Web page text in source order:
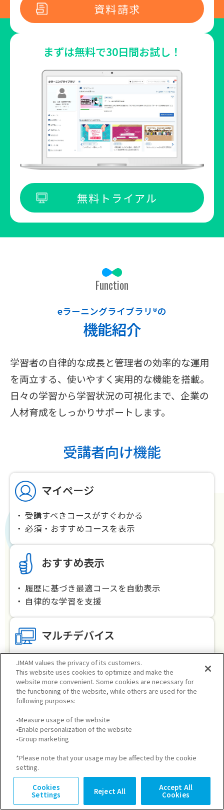
資料請求
まずは無料で30日間お試し！
無料トライアル
Function
eラーニングライブラリ®の
機能紹介
学習者の自律的な成長と管理者の効率的な運用
を両立する、使いやすく実用的な機能を搭載。
日々の学習から学習状況の可視化まで、企業の
人材育成をしっかりサポートします。
受講者向け機能
マイページ
受講すべきコースがすぐわかる
必須・おすすめコースを表示
おすすめ表示
履歴に基づき最適コースを自動表示
自律的な学習を支援
マルチデバイス
PC・スマホ・タブレットに対応
場所を選ばず学習可能
コース設定と
必須・おすすめコースを個別または一括で設定
可能
学習期間に応じでフォローアップメールを配信
可能
独自コンテンツ作成・管理
JMAM values the privacy of its customers.
This website uses cookies to optimize and make the
website more convenient. Some cookies are necessary for
the functioning of the website, while others are used for the
following purposes:
•Measure usage of the website
•Enable personalization of the website
•Group marketing
*Please note that your usage may be affected by the cookie
setting.
Cookies
Settings Reject All Accept All
Cookies